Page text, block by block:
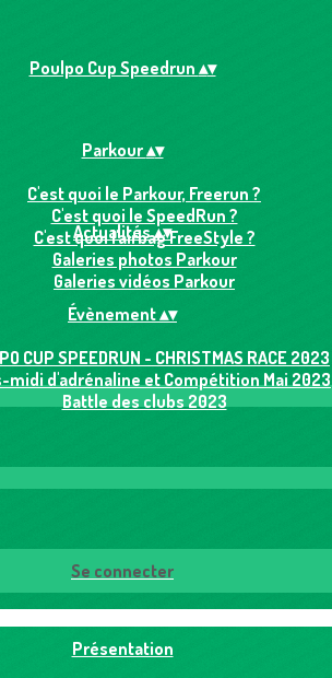
Poulpo Cup Speedrun ▴▾
Parkour▴▾
C'est quoi le Parkour, Freerun ?
C'est quoi le SpeedRun ?
C'est quoi l'airbag FreeStyle ?
Galeries photos Parkour
Galeries vidéos Parkour
Actualités▴▾
Évènement▴▾
CUP SPEEDRUN - CHRISTMAS RACE 2023
midi d'adrénaline et Compétition Mai 2023
Battle des clubs 2023
Se connecter
Présentation